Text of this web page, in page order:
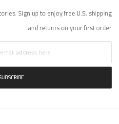
Sign up to enjoy free U.S. shipping
and returns on your first order.
!